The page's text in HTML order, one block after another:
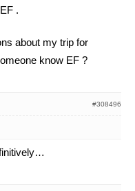
.
about my trip for
know EF ?
#308496